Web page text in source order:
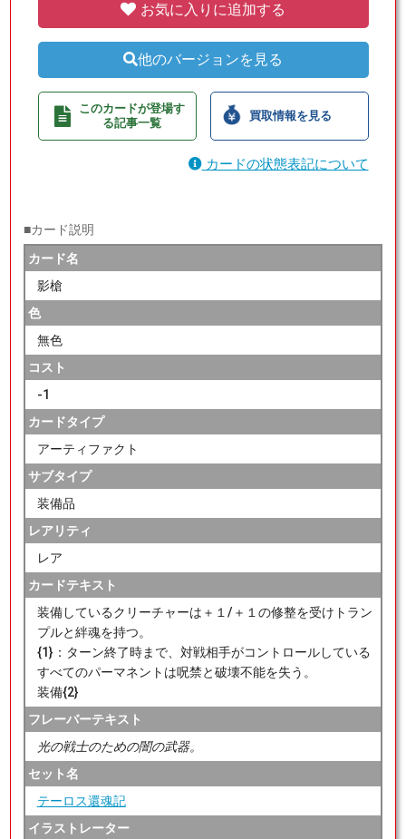
お気に入りに追加する
他のバージョンを見る
このカードが登場す
る記事一覧
買取情報を見る
カードの状態表記について
■カード説明
カード名
影槍
色
無色
コスト
-1
カードタイプ
アーティファクト
サブタイプ
装備品
レアリティ
レア
カードテキスト
装備しているクリーチャーは＋１/＋１の修整を受けトラン
プルと絆魂を持つ。
{1}：ターン終了時まで、対戦相手がコントロールしている
すべてのパーマネントは呪禁と破壊不能を失う。
装備{2}
フレーバーテキスト
光の戦士のための闇の武器。
セット名
テーロス還魂記
イラストレーター